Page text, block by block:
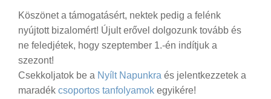
Köszönet a támogatásért, nektek pedig a felénk
nyújtott bizalomért! Újult erővel dolgozunk tovább és
ne feledjétek, hogy szeptember 1.-én indítjuk a
szezont!
Csekkoljatok be a Nyílt Napunkra és jelentkezzetek a
maradék csoportos tanfolyamok egyikére!